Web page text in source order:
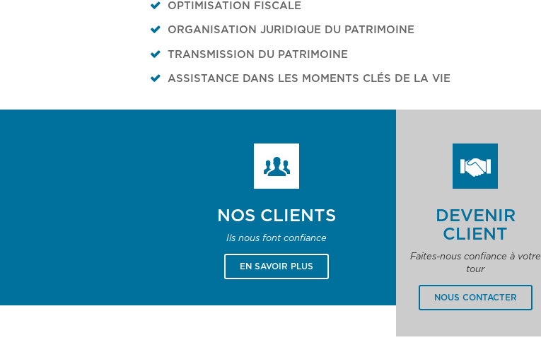
OPTIMISATION FISCALE
ORGANISATION JURIDIQUE DU PATRIMOINE
TRANSMISSION DU PATRIMOINE
ASSISTANCE DANS LES MOMENTS CLÉS DE LA VIE
NOS CLIENTS
Ils nous font confiance
EN SAVOIR PLUS
DEVENIR
CLIENT
Faites-nous confiance à votre
tour
NOUS CONTACTER